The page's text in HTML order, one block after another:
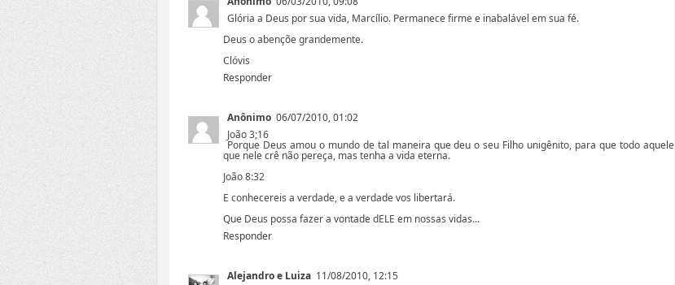
Glória a Deus por sua vida, Marcílio. Permanece firme e inabalável em sua fé.
Deus o abençõe grandemente.
Clóvis
Responder
Anônimo 06/07/2010, 01:02
João 3;16
Porque Deus amou o mundo de tal maneira que deu o seu Filho unigênito, para que todo aquele
que nele crê não pereça, mas tenha a vida eterna.
João 8:32
E conhecereis a verdade, e a verdade vos libertará.
Que Deus possa fazer a vontade dELE em nossas vidas...
Responder
Alejandro e Luiza 11/08/2010, 12:15